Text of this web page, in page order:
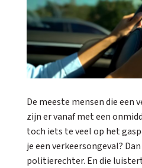
De meeste mensen die een
zijn er vanaf met een
toch iets te veel op het
je een verkeersongeval?
politierechter. En die